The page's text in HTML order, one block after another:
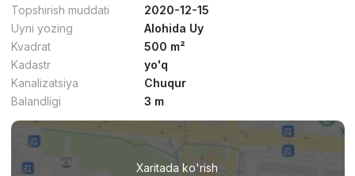
Topshirish muddati
2020-12-15
Uyni yozing
Alohida Uy
Kvadrat
500 m²
Kadastr
yo'q
Kanalizatsiya
Chuqur
Balandligi
3 m
Xaritada ko'rish